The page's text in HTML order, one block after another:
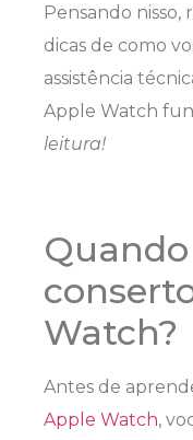
Pensando
dicas de como
assistência
Apple Watch
leitura!
Watch?
Antes de
Apple Watch,